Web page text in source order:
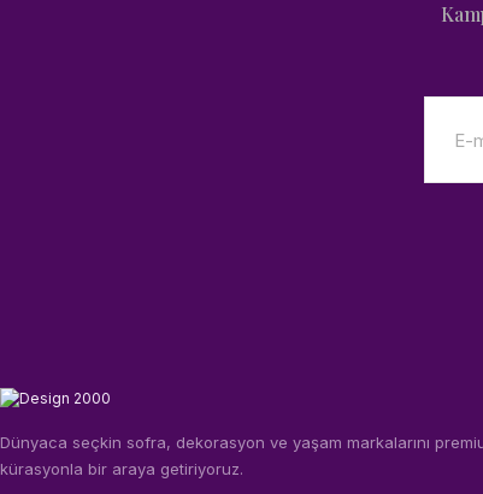
Dünyaca seçkin sofra, dekorasyon ve yaşam markalarını
kürasyonla bir araya getiriyoruz.